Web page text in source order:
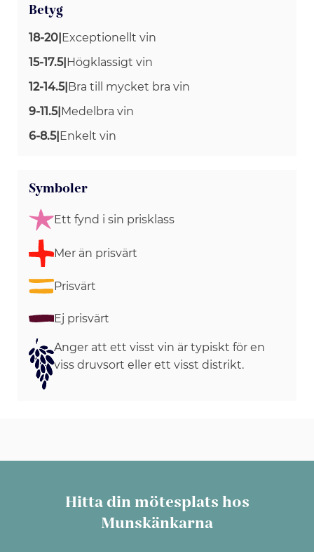
Betyg
18-20|Exceptionellt vin
15-17.5|Högklassigt vin
12-14.5|Bra till mycket bra vin
9-11.5|Medelbra vin
6-8.5|Enkelt vin
Symboler
Ett fynd i sin prisklass
Mer än prisvärt
Prisvärt
Ej prisvärt
Anger att ett visst vin är typiskt för en
viss druvsort eller ett visst distrikt.
Hitta din mötesplats hos
Munskänkarna